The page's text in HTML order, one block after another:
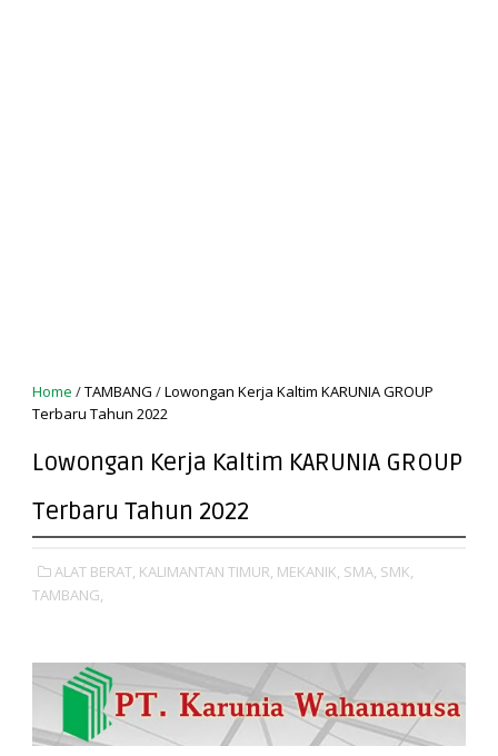
Home /TAMBANG /Lowongan Kerja Kaltim KARUNIA GROUP
Terbaru Tahun 2022
Lowongan Kerja Kaltim KARUNIA GROUP
Terbaru Tahun 2022
ALAT BERAT, KALIMANTAN TIMUR, MEKANIK, SMA, SMK,
TAMBANG,